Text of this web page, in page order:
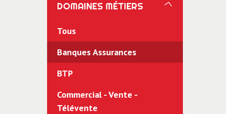
DOMAINES MÉTIERS
Tous
Banques Assurances
BTP
Commercial - Vente -
Télévente